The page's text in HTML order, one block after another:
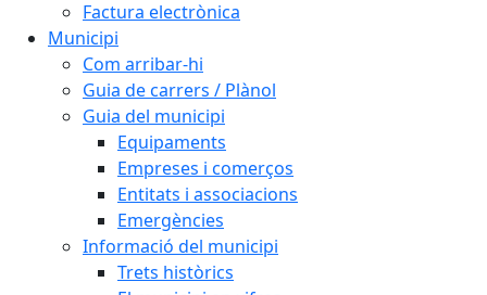
Factura electrònica
Municipi
Com arribar-hi
Guia de carrers / Plànol
Guia del municipi
Equipaments
Empreses i comerços
Entitats i associacions
Emergències
Informació del municipi
Trets històrics